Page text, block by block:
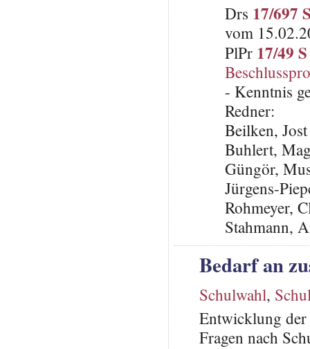
Drs 17/697
vom
PlPr 17/49 S
- Kenntnis
Redner:
Beilken,
Buhlert,
Güngör,
Jürgens-
Rohmeyer,
Stahmann,
Bedarf an
Schulwahl,
Entwicklung der
Fragen nach